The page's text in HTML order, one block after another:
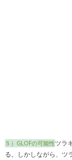
５）GLOFの可能性ツラ
る。しかしながら、ツ